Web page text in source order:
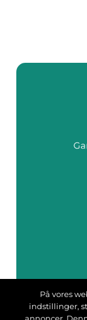
På vores
indstillinger,